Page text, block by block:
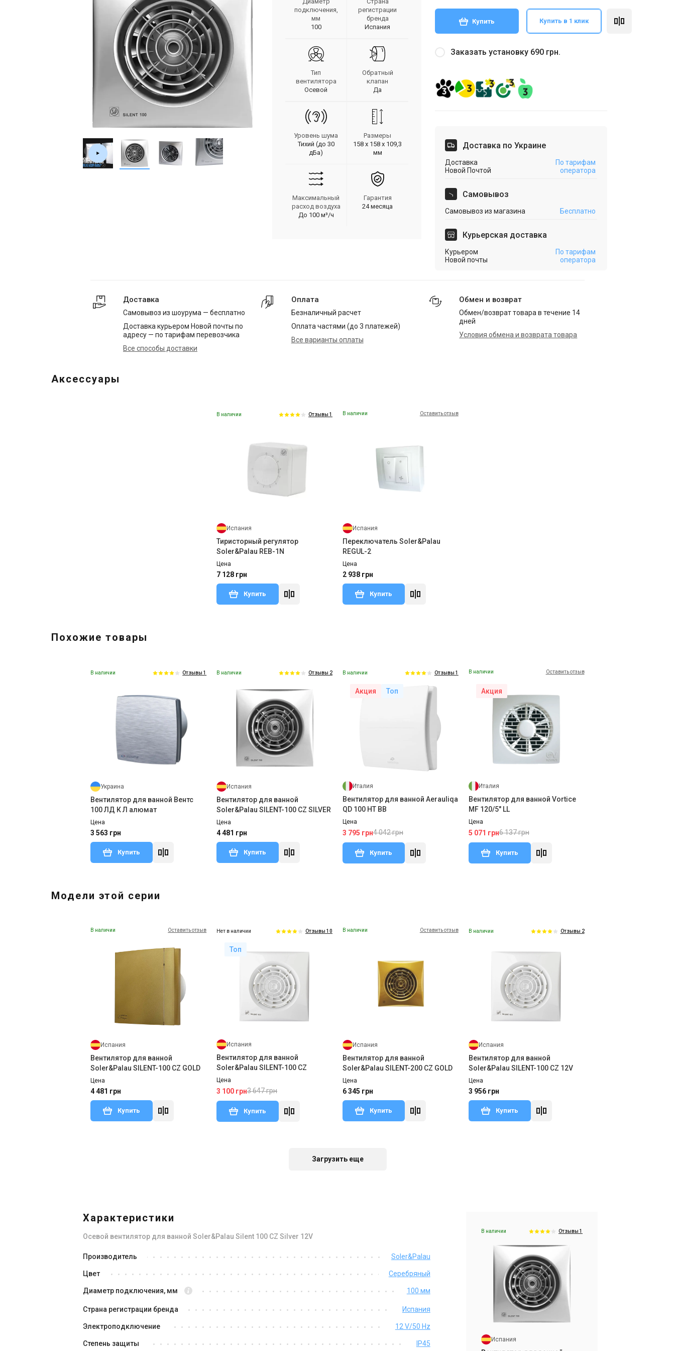
подключения,
мм
100
регистрации
бренда
Испания
Тип
вентилятора
Осевой
Обратный
клапан
Да
Уровень шума
Тихий (до 30
дБа)
Размеры
158 х 158 х 109,3
мм
Максимальный
расход воздуха
До 100 м³/ч
Гарантия
24 месяца
Купить Купить в 1 клик
Заказать установку 690 грн.
Доставка по Украине
Доставка
Новой Почтой
По тарифам
оператора
Cамовывоз
Самовывоз из магазина Бесплатно
Курьерская доставка
Курьером
Новой почты
По тарифам
оператора
Доставка
Самовывоз из шоурума — бесплатно
Доставка курьером Новой почты по
адресу — по тарифам перевозчика
Все способы доставки
Оплата
Безналичный расчет
Оплата частями (до 3 платежей)
Все варианты оплаты
Обмен и возврат
Обмен/возврат товара в течение 14
дней
Условия обмена и возврата товара
Аксессуары
В наличии Отзывы 1
Испания
Тиристорный регулятор
Soler&Palau REB-1N
Цена
7 128 грн
Купить
В наличии Оставить отзыв
Испания
Переключатель Soler&Palau
REGUL-2
Цена
2 938 грн
Купить
Похожие товары
В наличии Отзывы 1
Украина
Вентилятор для ванной Вентс
100 ЛД К Л алюмат
Цена
3 563 грн
Купить
В наличии Отзывы 2
Испания
Вентилятор для ванной
Soler&Palau SILENT-100 CZ SILVER
Цена
4 481 грн
Купить
В наличии Отзывы 1
Акция Топ
Италия
Вентилятор для ванной Aerauliqa
QD 100 HT BB
Цена
3 795 грн4 042 грн
Купить
В наличии Оставить отзыв
Акция
Италия
Вентилятор для ванной Vortice
MF 120/5" LL
Цена
5 071 грн6 137 грн
Купить
Модели этой серии
В наличии Оставить отзыв
Испания
Вентилятор для ванной
Soler&Palau SILENT-100 CZ GOLD
Цена
4 481 грн
Купить
Нет в наличии Отзывы 10
Топ
Испания
Вентилятор для ванной
Soler&Palau SILENT-100 CZ
Цена
3 100 грн3 647 грн
Купить
В наличии Оставить отзыв
Испания
Вентилятор для ванной
Soler&Palau SILENT-200 CZ GOLD
Цена
6 345 грн
Купить
В наличии Отзывы 2
Испания
Вентилятор для ванной
Soler&Palau SILENT-100 CZ 12V
Цена
3 956 грн
Купить
Soler&Palau SILENT-200 CZ
4 880 грн
Soler&Palau SILENT-300 CZ
Soler&Palau SILENT-300 CZ PLUS
Испания
Вентилятор для ванной
Soler&Palau SILENT-100 CZ SILVER
Купить
В наличии В наличии Отзывы 3 В наличии В наличии
Загрузить еще
Характеристики
Осевой вентилятор для ванной Soler&Palau Silent 100 CZ Silver 12V
Производитель Soler&Palau
Цвет Серебряный
Диаметр подключения, мм 100 мм
Страна регистрации бренда Испания
Электроподключение 12 V/50 Hz
Степень защиты IP45
В наличии Отзывы 1
Испания